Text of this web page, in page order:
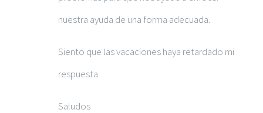
nuestra ayuda de una forma adecuada.
Siento que las vacaciones haya retardado mi
respuesta
Saludos